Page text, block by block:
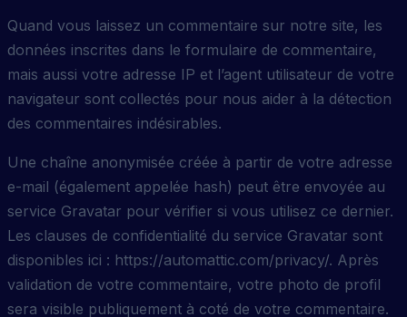
Quand vous laissez un commentaire sur notre site, les
données inscrites dans le formulaire de commentaire,
mais aussi votre adresse IP et l’agent utilisateur de votre
navigateur sont collectés pour nous aider à la détection
des commentaires indésirables.
Une chaîne anonymisée créée à partir de votre adresse
e-mail (également appelée hash) peut être envoyée au
service Gravatar pour vérifier si vous utilisez ce dernier.
Les clauses de confidentialité du service Gravatar sont
disponibles ici : https://automattic.com/privacy/. Après
validation de votre commentaire, votre photo de profil
sera visible publiquement à coté de votre commentaire.